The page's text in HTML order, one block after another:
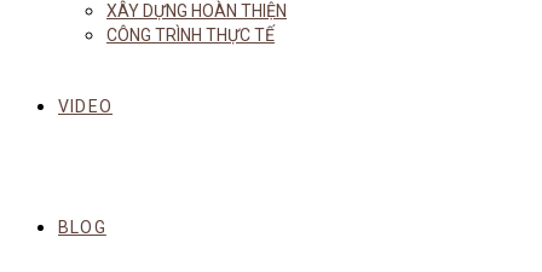
XÂY DỰNG HOÀN THIỆN
CÔNG TRÌNH THỰC TẾ
VIDEO
BLOG